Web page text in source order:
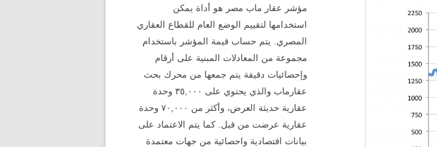
مؤشر عقار ماب مصر هو أداة يمكن
استخدامها لتقييم الوضع العام للقطاع العقاري
المصري. يتم حساب قيمة المؤشر باستخدام
مجموعة من المعادلات المبنية على أرقام
وإحصائيات دقيقة يتم جمعها من محرك بحث
عقارماب والذي يحتوي على ٣٥,٠٠٠ وحدة
عقارية حديثة العرض، وأكثر من ٧٠,٠٠٠ وحدة
عقارية عرضت من قبل. كما يتم الاعتماد على
بيانات اقتصادية واحصائية من جهات معتمدة